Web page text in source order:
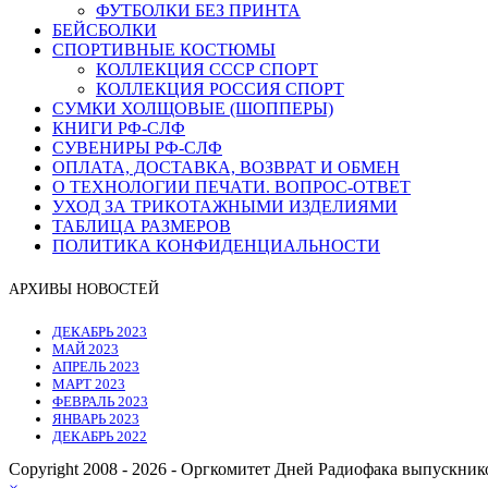
ФУТБОЛКИ БЕЗ ПРИНТА
БЕЙСБОЛКИ
СПОРТИВНЫЕ КОСТЮМЫ
КОЛЛЕКЦИЯ СССР СПОРТ
КОЛЛЕКЦИЯ РОССИЯ СПОРТ
СУМКИ ХОЛЩОВЫЕ (ШОППЕРЫ)
КНИГИ РФ-СЛФ
СУВЕНИРЫ РФ-СЛФ
ОПЛАТА, ДОСТАВКА, ВОЗВРАТ И ОБМЕН
О ТЕХНОЛОГИИ ПЕЧАТИ. ВОПРОС-ОТВЕТ
УХОД ЗА ТРИКОТАЖНЫМИ ИЗДЕЛИЯМИ
ТАБЛИЦА РАЗМЕРОВ
ПОЛИТИКА КОНФИДЕНЦИАЛЬНОСТИ
АРХИВЫ НОВОСТЕЙ
ДЕКАБРЬ 2023
МАЙ 2023
АПРЕЛЬ 2023
МАРТ 2023
ФЕВРАЛЬ 2023
ЯНВАРЬ 2023
ДЕКАБРЬ 2022
Copyright 2008 - 2026 - Оргкомитет Дней Радиофака